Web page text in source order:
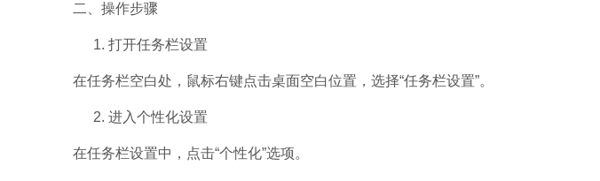
二、操作步骤
打开任务栏设置
在任务栏空白处，鼠标右键点击桌面空白位置，选择“任务栏设置”。
进入个性化设置
在任务栏设置中，点击“个性化”选项。